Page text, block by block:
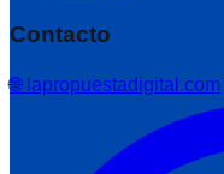
Contacto
🌐 lapropuestadigital.com